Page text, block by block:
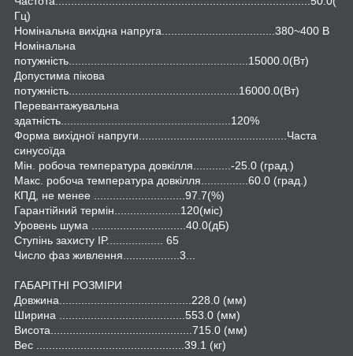
Гц)
Номінальна вихідна напруга....................................380~400 В
Номінальна
потужність.........................................................15000.0(Вт)
Допустима пікова
потужність......................................................16000.0(Вт)
Перевантажувальна
здатність......................................................120%
Форма вихідної напруги...............................................Часта
синусоїда
Мін. робоча температура довкілля............-25.0 (град.)
Макс. робоча температура довкілля...............60.0 (град.)
КПД, не менее .............................97.7(%)
Гарантійний термін.....................120(міс)
Уровень шума ..............................40.0(дБ)
Ступінь захисту IP.................. 65
Число фаз живлення..................3...
ГАБАРІТНІ РОЗМІРИ
Довжина..........................................228.0 (мм)
Ширина ........................................553.0 (мм)
Висота.............................................715.0 (мм)
Вес ...............................................39.1 (кг)